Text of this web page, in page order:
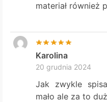
materiał również
Karolina
20 grudnia 2024
Jak zwykle
mało ale za to